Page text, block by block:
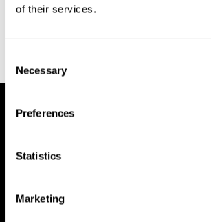
of their services.
Selection
Necessary
Preferences
Statistics
Marketing